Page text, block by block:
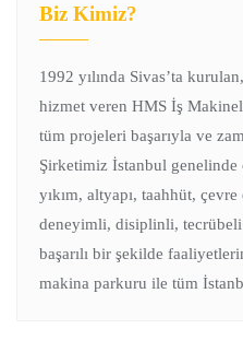
Biz Kimiz?
1992 yılında Sivas’ta
hizmet veren HMS İş
tüm projeleri başarıyla ve
Şirketimiz İstanbul
yıkım, altyapı, taahhüt,
deneyimli, disiplinli, tecrübeli
başarılı bir şekilde
makina parkuru ile tüm